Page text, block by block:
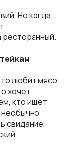
Но когда
ресторанный.
любит мясо,
хочет
кто ищет
необычно
свидание,